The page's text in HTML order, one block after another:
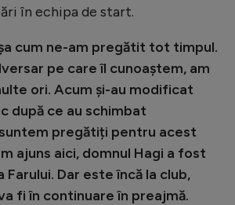
în echipa de start.
cum ne-am pregătit tot timpul.
pe care îl cunoaștem, am
ori. Acum și-au modificat
după ce au schimbat
pregătiți pentru acest
ajuns aici, domnul Hagi a fost
Farului. Dar este încă la club,
fi în continuare în preajmă.